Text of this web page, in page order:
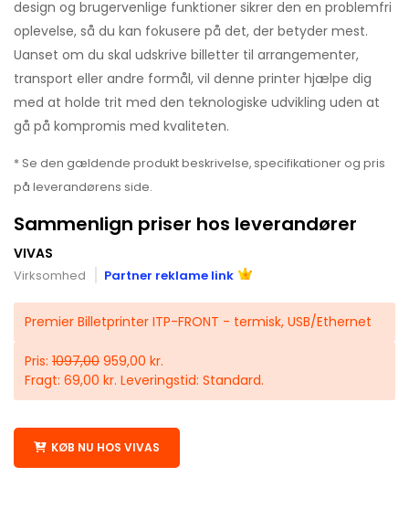
design og brugervenlige funktioner sikrer den en problemfri
oplevelse, så du kan fokusere på det, der betyder mest.
Uanset om du skal udskrive billetter til arrangementer,
transport eller andre formål, vil denne printer hjælpe dig
med at holde trit med den teknologiske udvikling uden at
gå på kompromis med kvaliteten.
* Se den gældende produkt beskrivelse, specifikationer og pris
på leverandørens side.
Sammenlign priser hos leverandører
VIVAS
Virksomhed Partner reklame link
Premier Billetprinter ITP-FRONT - termisk, USB/Ethernet
Pris: 1097,00 959,00 kr.
Fragt: 69,00 kr. Leveringstid: Standard.
KØB NU HOS VIVAS